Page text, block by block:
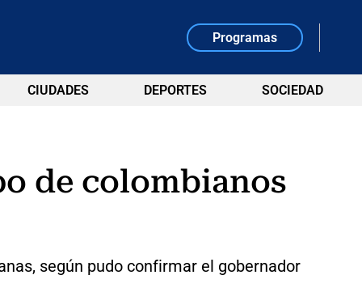
Programas
CIUDADES DEPORTES SOCIEDAD
de colombianos
según pudo confirmar el gobernador